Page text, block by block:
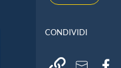
CONDIVIDI